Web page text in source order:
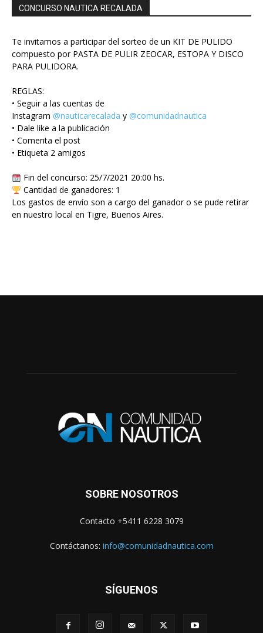
CONCURSO NAUTICA RECALADA
Te invitamos a participar del sorteo de un KIT DE PULIDO
compuesto por PASTA DE PULIR ZEOCAR, ESTOPA Y DISCO
PARA PULIDORA.
REGLAS:
• Seguir a las cuentas de
Instagram @nauticarecalada y @comunidadnautica
• Dale like a la publicación
• Comenta el post
• Etiqueta 2 amigos
Fin del concurso: 25/7/2021 20:00 hs.
Cantidad de ganadores: 1
Los gastos de envío son a cargo del ganador o se pude retirar
en nuestro local en Tigre, Buenos Aires.
SOBRE NOSOTROS
Contacto +5411 6228 3079
Contáctanos: info@comunidadnautica.com
SÍGUENOS